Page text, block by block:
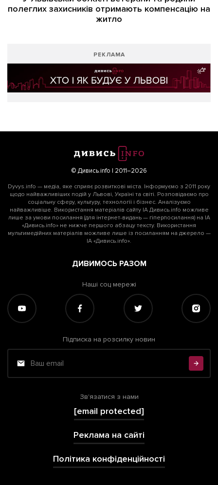
полеглих захисників отримають компенсацію на
житло
РЕКЛАМА
© Дивись.info | 2011–2026
Dyvys.info — медіа, яке сприяє розвиткові міста. Інформуємо з 2011 року
щодо найважливіших подій у Львові, Україні та світі. Розповідаємо про
соціальну сферу, культуру, технології і бізнес. Аналізуємо
найважливіше. Використання матеріалів сайту ІА Дивись.info можливе
лише за умови посилання (для інтернет-видань — гіперпосилання) на ІА
«Дивись.info» не нижче першого абзацу тексту. Використання
мультимедійних матеріалів можливе лише із посиланням на джерело —
ІА «Дивись.info».
ДИВИМОСЬ РАЗОМ
Наші соц мережі
Підписка на розсилку новин
Зв'язатися з нами
[email protected]
Реклама на сайті
Політика конфіденційності